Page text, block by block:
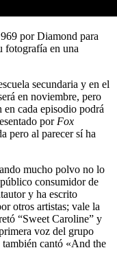
por Diamond para
fotografía en una
secundaria y en el
en noviembre, pero
en cada episodio podrá
por Fox
pero al parecer sí ha
mucho polvo no lo
consumidor de
y ha escrito
otros artistas; vale la
“Sweet Caroline” y
voz del grupo
cantó «And the